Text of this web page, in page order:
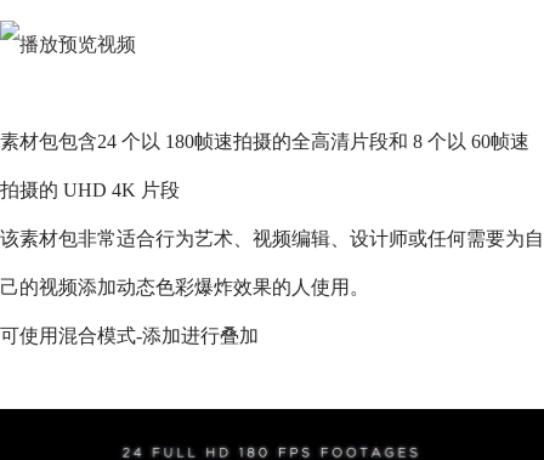
素材包包含24 个以 180帧速拍摄的全高清片段和 8 个以 60帧速
拍摄的 UHD 4K 片段
该素材包非常适合行为艺术、视频编辑、设计师或任何需要为自
己的视频添加动态色彩爆炸效果的人使用。
可使用混合模式-添加进行叠加